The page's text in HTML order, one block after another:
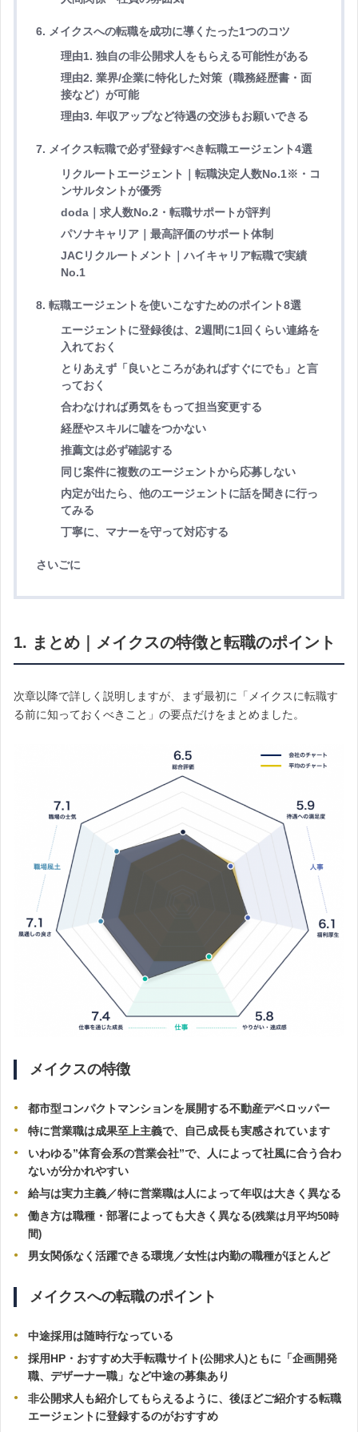
6. メイクスへの転職を成功に導くたった1つのコツ
理由1. 独自の非公開求人をもらえる可能性がある
理由2. 業界/企業に特化した対策（職務経歴書・面
接など）が可能
理由3. 年収アップなど待遇の交渉もお願いできる
7. メイクス転職で必ず登録すべき転職エージェント4選
リクルートエージェント｜転職決定人数No.1※・コ
ンサルタントが優秀
doda｜求人数No.2・転職サポートが評判
パソナキャリア｜最高評価のサポート体制
JACリクルートメント｜ハイキャリア転職で実績
No.1
8. 転職エージェントを使いこなすためのポイント8選
エージェントに登録後は、2週間に1回くらい連絡を
入れておく
とりあえず「良いところがあればすぐにでも」と言
っておく
合わなければ勇気をもって担当変更する
経歴やスキルに嘘をつかない
推薦文は必ず確認する
同じ案件に複数のエージェントから応募しない
内定が出たら、他のエージェントに話を聞きに行っ
てみる
丁寧に、マナーを守って対応する
さいごに
1. まとめ｜メイクスの特徴と転職のポイント
次章以降で詳しく説明しますが、まず最初に「メイクスに転職す
る前に知っておくべきこと」の要点だけをまとめました。
メイクスの特徴
都市型コンパクトマンションを展開する不動産デベロッパー
特に営業職は成果至上主義で、自己成長も実感されています
いわゆる”体育会系の営業会社”で、人によって社風に合う合わ
ないが分かれやすい
給与は実力主義／特に営業職は人によって年収は大きく異なる
働き方は職種・部署によっても大きく異なる(残業は月平均50時
間)
男女関係なく活躍できる環境／女性は内勤の職種がほとんど
メイクスへの転職のポイント
中途採用は随時行なっている
採用HP・おすすめ大手転職サイト(公開求人)ともに「企画開発
職、デザーナー職」など中途の募集あり
非公開求人も紹介してもらえるように、後ほどご紹介する転職
エージェントに登録するのがおすすめ